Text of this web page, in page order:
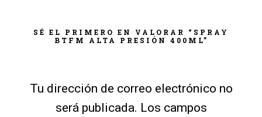
SÉ EL PRIMERO EN VALORAR “SPRAY
BTFM ALTA PRESIÓN 400ML”
Tu dirección de correo electrónico no
será publicada. Los campos